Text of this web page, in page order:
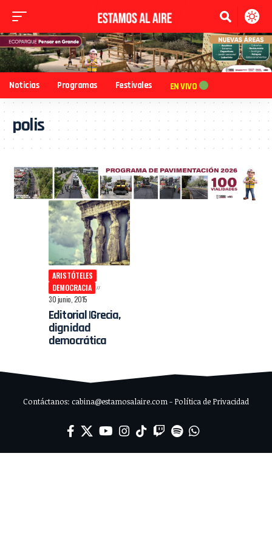
Noticias Programas Festivales EN VIVO
polis
ARISTÓTELES
DEMOCRACIA
30 junio, 2015
Editorial |Grecia,
dignidad
democrática
Contáctanos: cabina@estamosalaire.com - Política de Privacidad